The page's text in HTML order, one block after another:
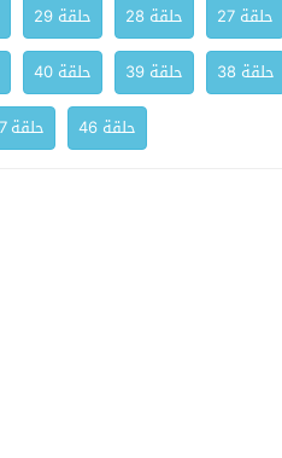
حلقة 27 حلقة 28 حلقة 29
حلقة 38 حلقة 39 حلقة 40
حلقة 46
حلقة 47